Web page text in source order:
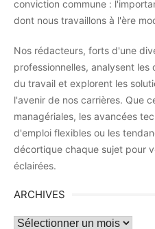
conviction commune :
dont nous travaillons à l'ère
Nos rédacteurs, forts d'une
professionnelles, analysent
du travail et explorent les
l'avenir de nos carrières. Que
managériales, les avancées
d'emploi flexibles ou les
décortique chaque sujet pour
éclairées.
ARCHIVES
Archives